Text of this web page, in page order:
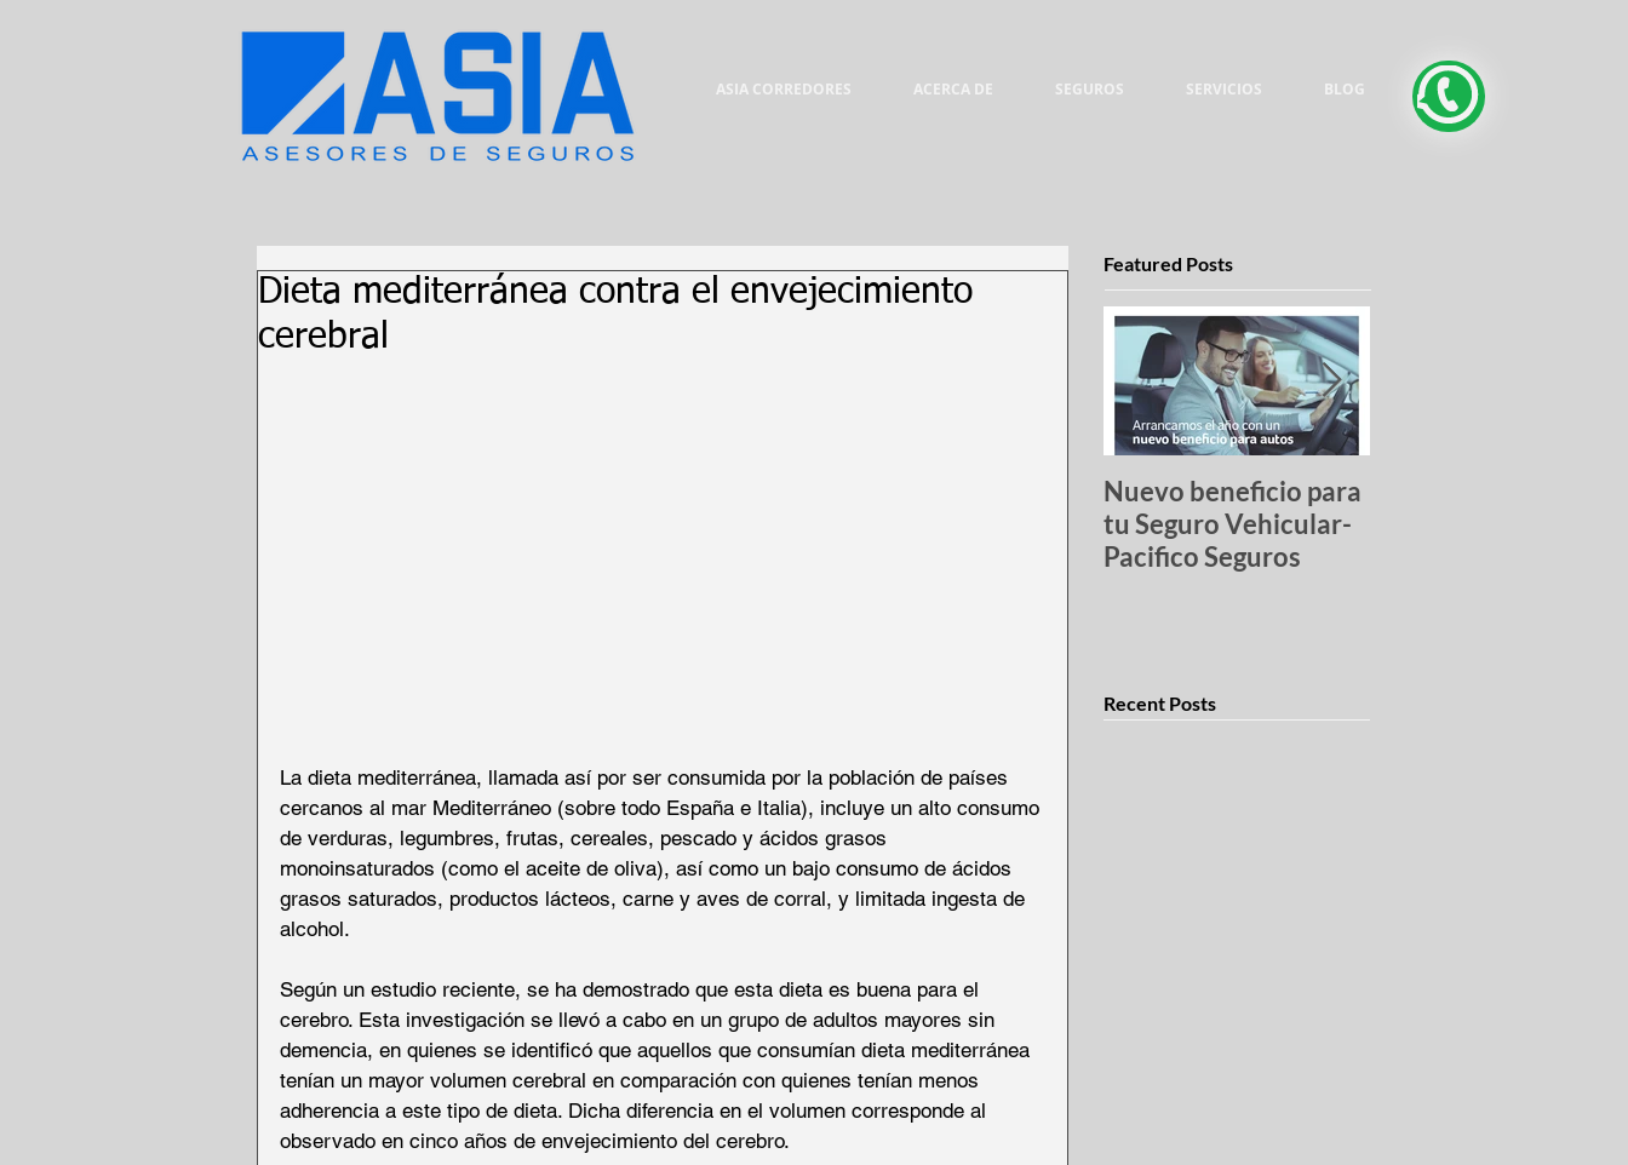
ASIA CORREDORES ACERCA DE SEGUROS SERVICIOS BLOG
Dieta mediterránea contra el envejecimiento
cerebral
La dieta mediterránea, llamada así por ser consumida por la población de países
cercanos al mar Mediterráneo (sobre todo España e Italia), incluye un alto consumo
de verduras, legumbres, frutas, cereales, pescado y ácidos grasos
monoinsaturados (como el aceite de oliva), así como un bajo consumo de ácidos
grasos saturados, productos lácteos, carne y aves de corral, y limitada ingesta de
alcohol.
Según un estudio reciente, se ha demostrado que esta dieta es buena para el
cerebro. Esta investigación se llevó a cabo en un grupo de adultos mayores sin
demencia, en quienes se identificó que aquellos que consumían dieta mediterránea
tenían un mayor volumen cerebral en comparación con quienes tenían menos
adherencia a este tipo de dieta. Dicha diferencia en el volumen corresponde al
observado en cinco años de envejecimiento del cerebro.
Featured Posts
Nuevo beneficio para
tu Seguro Vehicular-
Pacifico Seguros
Recent Posts